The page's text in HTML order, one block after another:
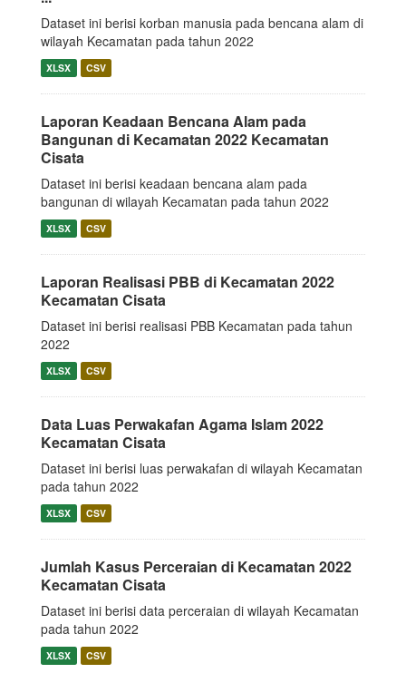
Dataset ini berisi korban manusia pada bencana alam di
wilayah Kecamatan pada tahun 2022
XLSX CSV
Laporan Keadaan Bencana Alam pada
Bangunan di Kecamatan 2022 Kecamatan
Cisata
Dataset ini berisi keadaan bencana alam pada
bangunan di wilayah Kecamatan pada tahun 2022
XLSX CSV
Laporan Realisasi PBB di Kecamatan 2022
Kecamatan Cisata
Dataset ini berisi realisasi PBB Kecamatan pada tahun
2022
XLSX CSV
Data Luas Perwakafan Agama Islam 2022
Kecamatan Cisata
Dataset ini berisi luas perwakafan di wilayah Kecamatan
pada tahun 2022
XLSX CSV
Jumlah Kasus Perceraian di Kecamatan 2022
Kecamatan Cisata
Dataset ini berisi data perceraian di wilayah Kecamatan
pada tahun 2022
XLSX CSV